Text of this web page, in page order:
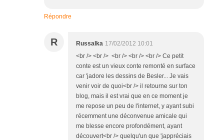
Répondre
R Russalka 17/02/2012 10:01
<br /> <br /> <br /> <br /> <br /> Ce petit
conte est un vieux conte remonté en surface
car 'jadore les dessins de Besler... Je vais
venir voir de quoi<br /> il retourne sur ton
blog, mais il est vrai que en ce moment je
me repose un peu de l'internet, y ayant subi
récemment une déconvenue amicale qui
me blesse encore profondément, ayant
découvert<br /> quelqu'un que 'jappréciais